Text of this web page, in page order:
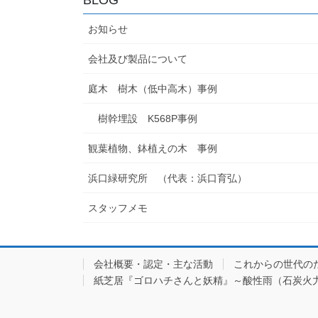
お知らせ
会社及び製品について
庭木 樹木（低中高木）事例
樹幹埋設 K568P事例
観葉植物、鉢植えの木 事例
浜口緑研究所 （代表：浜口育弘）
スタッフメモ
会社概要・認定・主な活動
これからの世代の
紙芝居『ゴロハチさんと妖精』～酸性雨（石炭火